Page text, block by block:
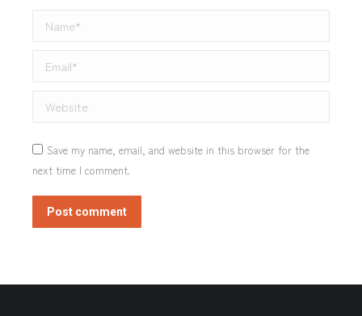
Name *
Email *
Website
Save my name, email, and website in this browser for the
next time I comment.
Post comment